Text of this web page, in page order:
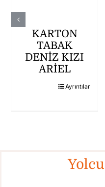
KARTON
TABAK
DENİZ KIZI
ARİEL
Ayrıntılar